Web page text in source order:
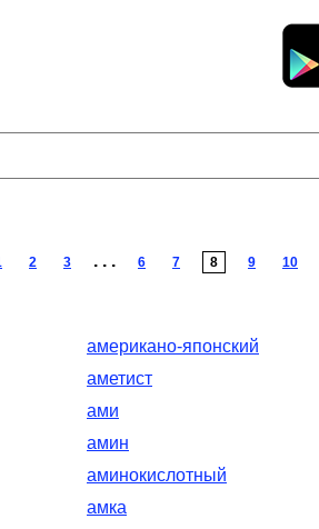
2 3 . . . 6 7 8 9 10
американо-японский
аметист
ами
амин
аминокислотный
амка